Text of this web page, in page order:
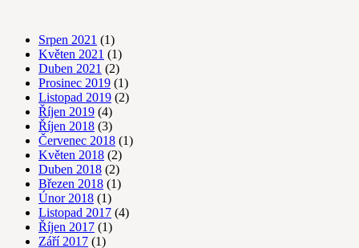
Srpen 2021 (1)
Květen 2021 (1)
Duben 2021 (2)
Prosinec 2019 (1)
Listopad 2019 (2)
Říjen 2019 (4)
Říjen 2018 (3)
Červenec 2018 (1)
Květen 2018 (2)
Duben 2018 (2)
Březen 2018 (1)
Únor 2018 (1)
Listopad 2017 (4)
Říjen 2017 (1)
Září 2017 (1)